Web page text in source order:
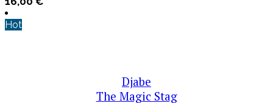
Hot
Djabe
The Magic Stag